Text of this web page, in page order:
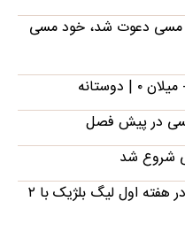
مسی دعوت شد، خود مسی
در پیش فصل
شروع شد
ببینید؛ درخشش دنیس اکرت در هفته اول لیگ بلژیک با ۲